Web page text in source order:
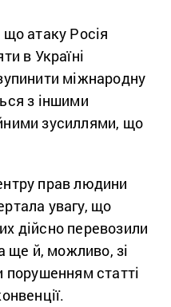
що атаку Росія
в Україні
міжнародну
з іншими
зусиллями, що
прав людини
увагу, що
дійсно перевозили
ще й, можливо, зі
статті